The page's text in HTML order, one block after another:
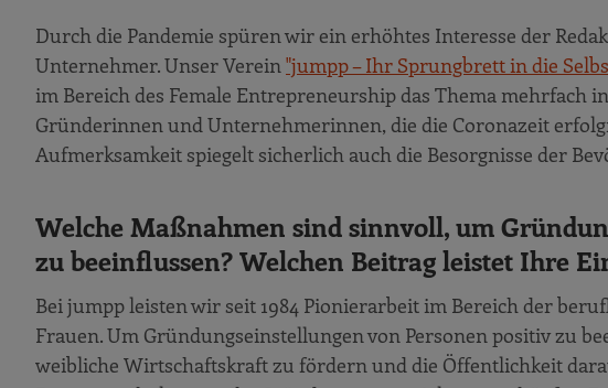
Durch die Pandemie spüren wir ein erhöhtes Interesse der
Unternehmer. Unser Verein"jumpp – Ihr Sprungbrett in die
im Bereich des Female Entrepreneurship das Thema mehrfach
Gründerinnen und Unternehmerinnen, die die Coronazeit
Aufmerksamkeit spiegelt sicherlich auch die Besorgnisse der
Welche Maßnahmen sind sinnvoll, um
zu beeinflussen? Welchen Beitrag leistet Ihre
Bei jumpp leisten wir seit 1984 Pionierarbeit im Bereich der
Frauen. Um Gründungseinstellungen von Personen positiv zu
weibliche Wirtschaftskraft zu fördern und die Öffentlichkeit